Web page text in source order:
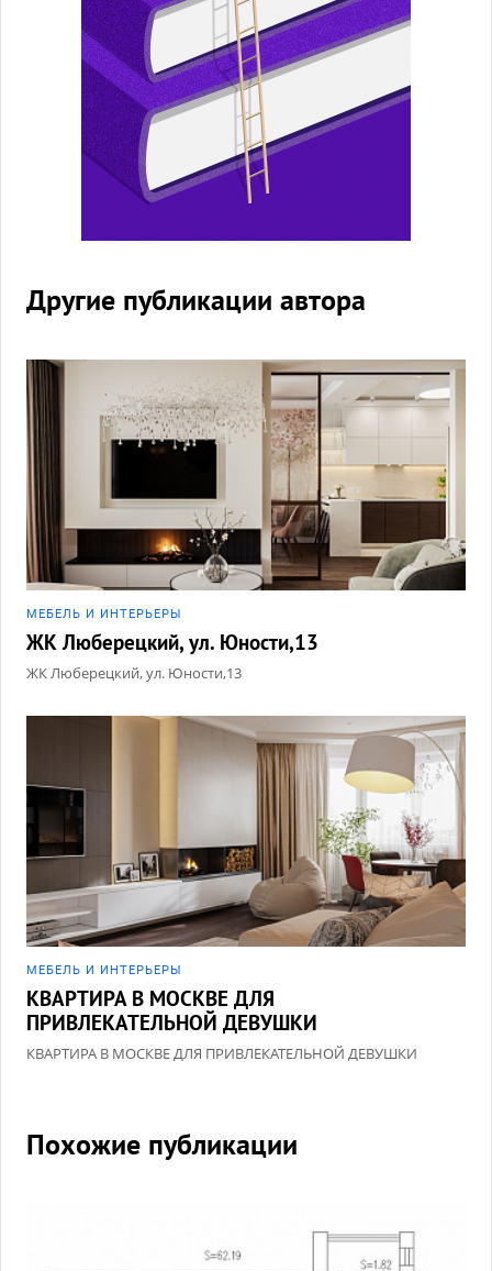
Другие публикации автора
МЕБЕЛЬ И ИНТЕРЬЕРЫ
ЖК Люберецкий, ул. Юности,13
ЖК Люберецкий, ул. Юности,13
МЕБЕЛЬ И ИНТЕРЬЕРЫ
КВАРТИРА В МОСКВЕ ДЛЯ
ПРИВЛЕКАТЕЛЬНОЙ ДЕВУШКИ
КВАРТИРА В МОСКВЕ ДЛЯ ПРИВЛЕКАТЕЛЬНОЙ ДЕВУШКИ
Похожие публикации